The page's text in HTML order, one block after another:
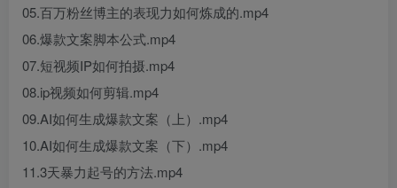
05.百万粉丝博主的表现力如何炼成的.mp4
06.爆款文案脚本公式.mp4
07.短视频IP如何拍摄.mp4
08.ip视频如何剪辑.mp4
09.AI如何生成爆款文案（上）.mp4
10.AI如何生成爆款文案（下）.mp4
11.3天暴力起号的方法.mp4